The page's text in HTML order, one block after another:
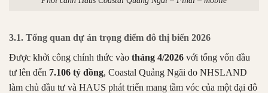
3.1. Tổng quan dự án trọng điểm đô thị biển 2026
Được khởi công chính thức vào tháng 4/2026 với tổng vốn đầu
tư lên đến 7.106 tỷ đồng, Coastal Quảng Ngãi do NHSLAND
làm chủ đầu tư và HAUS phát triển mang tầm vóc của một đại đô